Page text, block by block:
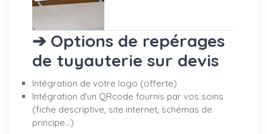
➔ Options de repérages
de tuyauterie sur devis
Intégration de votre logo (offerte)
Intégration d’un QRcode fournis par vos soins
(fiche descriptive, site internet, schémas de
principe…)